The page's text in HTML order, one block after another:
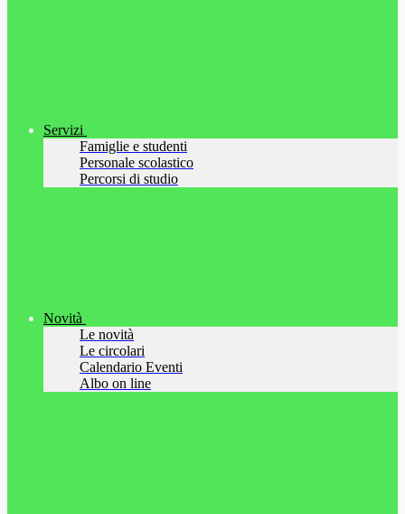
Servizi
Famiglie e studenti
Personale scolastico
Percorsi di studio
Novità
Le novità
Le circolari
Calendario Eventi
Albo on line